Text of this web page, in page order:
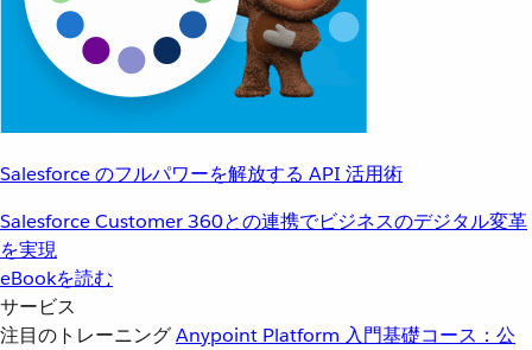
Salesforce のフルパワーを解放する API 活用術
Salesforce Customer 360との連携でビジネスのデジタル変革
を実現
eBookを読む
サービス
注目のトレーニングAnypoint Platform 入門基礎コース：公